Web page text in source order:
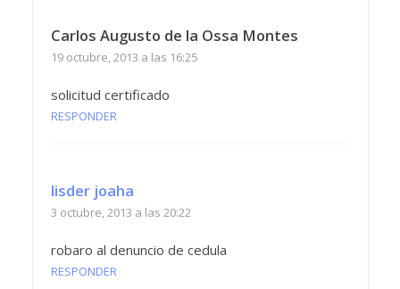
Carlos Augusto de la Ossa Montes
19 octubre, 2013 a las 16:25
solicitud certificado
RESPONDER
lisder joaha
3 octubre, 2013 a las 20:22
robaro al denuncio de cedula
RESPONDER